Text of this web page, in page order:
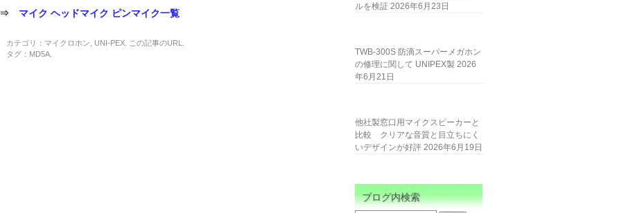
⇒ マイク ヘッドマイク ピンマイク一覧
カテゴリ： マイクロホン UNI-PEX . この記事のURL
タグ： MD5A
ルを検証 2026年6月23日
TWB-300S 防滴スーパーメガホン
の修理に関して UNIPEX製 2026
年6月21日
他社製窓口用マイクスピーカーと
比較 クリアな音質と目立ちにく
いデザインが好評 2026年6月19日
ブログ内検索